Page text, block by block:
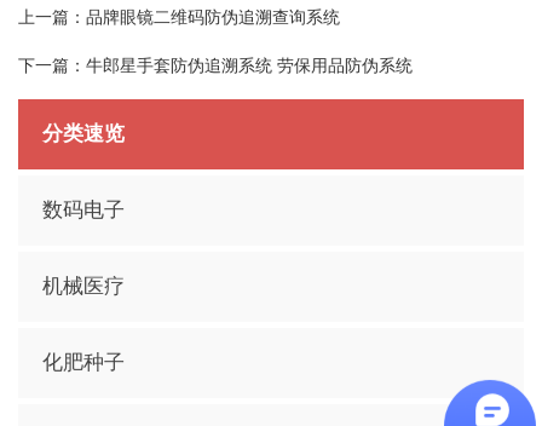
上一篇： 品牌眼镜二维码防伪追溯查询系统
下一篇： 牛郎星手套防伪追溯系统 劳保用品防伪系统
分类速览
数码电子
机械医疗
化肥种子